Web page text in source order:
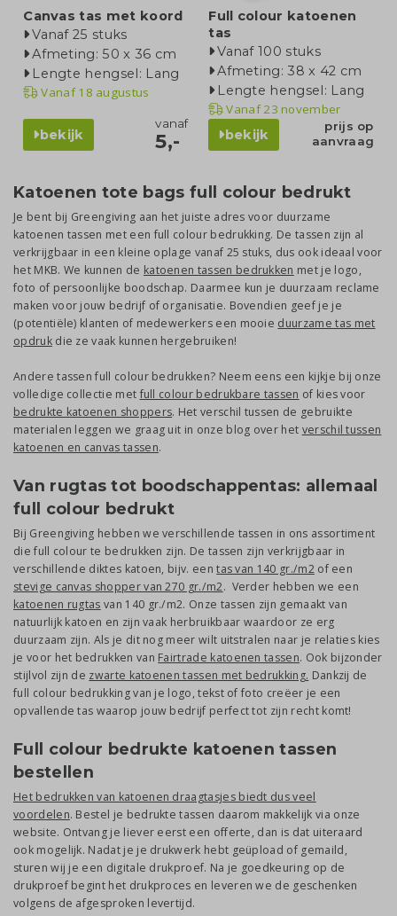
Canvas tas met koord
Vanaf 25 stuks
Afmeting: 50 x 36 cm
Lengte hengsel: Lang
Vanaf18 augustus
bekijk
vanaf
5,-
Full colour katoenen
tas
Vanaf 100 stuks
Afmeting: 38 x 42 cm
Lengte hengsel: Lang
Vanaf23 november
bekijk
prijs op
aanvraag
Katoenen tote bags full colour bedrukt
Je bent bij Greengiving aan het juiste adres voor duurzame
katoenen tassen met een full colour bedrukking. De tassen zijn al
verkrijgbaar in een kleine oplage vanaf 25 stuks, dus ook ideaal voor
het MKB. We kunnen de katoenen tassen bedrukken met je logo,
foto of persoonlijke boodschap. Daarmee kun je duurzaam reclame
maken voor jouw bedrijf of organisatie. Bovendien geef je je
(potentiële) klanten of medewerkers een mooie duurzame tas met
opdrukdie ze vaak kunnen hergebruiken!
Andere tassen full colour bedrukken? Neem eens een kijkje bij onze
volledige collectie met full colour bedrukbare tassen of kies voor
bedrukte katoenen shoppers. Het verschil tussen de gebruikte
materialen leggen we graag uit in onze blog over het verschil tussen
katoenen en canvas tassen.
Van rugtas tot boodschappentas: allemaal
full colour bedrukt
Bij Greengiving hebben we verschillende tassen in ons assortiment
die full colour te bedrukken zijn. De tassen zijn verkrijgbaar in
verschillende diktes katoen, bijv. eentas van 140 gr./m2of een
stevige canvas shopper van 270 gr./m2. Verder hebben we een
katoenen rugtas van 140 gr./m2. Onze tassen zijn gemaakt van
natuurlijk katoen en zijn vaak herbruikbaar waardoor ze erg
duurzaam zijn. Als je dit nog meer wilt uitstralen naar je relaties kies
je voor het bedrukken van Fairtrade katoenen tassen. Ook bijzonder
stijlvol zijn de zwarte katoenen tassen met bedrukking. Dankzij de
full colour bedrukking van je logo, tekst of foto creëer je een
opvallende tas waarop jouw bedrijf perfect tot zijn recht komt!
Full colour bedrukte katoenen tassen
bestellen
Het bedrukken van katoenen draagtasjes biedt dus veel
voordelen. Bestel je bedrukte tassen daarom makkelijk via onze
website. Ontvang je liever eerst een offerte, dan is dat uiteraard
ook mogelijk. Nadat je je drukwerk hebt geüpload of gemaild,
sturen wij je een digitale drukproef. Na je goedkeuring op de
drukproef begint het drukproces en leveren we de geschenken
volgens de afgesproken levertijd.